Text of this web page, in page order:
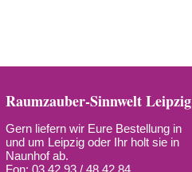
Raumzauber-Sinnwelt Leipzig
Gern liefern wir Eure Bestellung in
und um Leipzig oder Ihr holt sie in
Naunhof ab.
Fon: 03 42 93 / 48 42 84